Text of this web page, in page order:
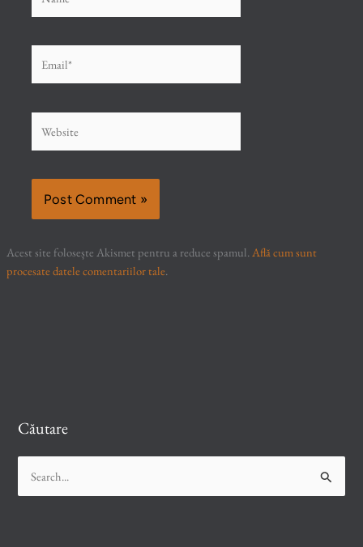
Acest site folosește Akismet pentru a reduce spamul.Află cum sunt
procesate datele comentariilor tale.
Căutare
e